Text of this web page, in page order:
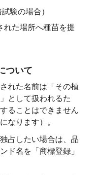
試験の場合）
れた場所へ種苗を提
ついて
れた名前は「その植
として扱われるた
ることはできません
なります）。
占したい場合は、品
ド名を「商標登録」